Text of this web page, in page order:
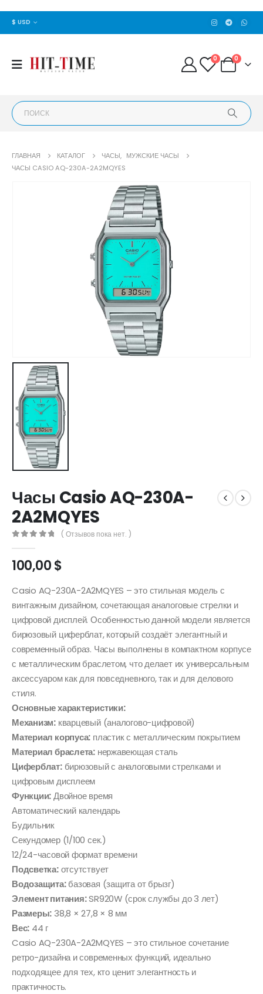
$ USD
0 0
ГЛАВНАЯ КАТАЛОГ ЧАСЫ, МУЖСКИЕ ЧАСЫ
ЧАСЫ CASIO AQ-230A-2A2MQYES
Часы Casio AQ-230A-
2A2MQYES
( Отзывов пока нет. )
100,00$
Casio AQ-230A-2A2MQYES – это стильная модель с
винтажным дизайном, сочетающая аналоговые стрелки и
цифровой дисплей. Особенностью данной модели является
бирюзовый циферблат, который создаёт элегантный и
современный образ. Часы выполнены в компактном корпусе
с металлическим браслетом, что делает их универсальным
аксессуаром как для повседневного, так и для делового
стиля.
Основные характеристики:
Механизм: кварцевый (аналогово-цифровой)
Материал корпуса: пластик с металлическим покрытием
Материал браслета: нержавеющая сталь
Циферблат:бирюзовый с аналоговыми стрелками и
цифровым дисплеем
Функции:Двойное время
Автоматический календарь
Будильник
Секундомер (1/100 сек.)
12/24-часовой формат времени
Подсветка:отсутствует
Водозащита:базовая (защита от брызг)
Элемент питания:SR920W (срок службы до 3 лет)
Размеры: 38,8 × 27,8 × 8 мм
Вес: 44 г
Casio AQ-230A-2A2MQYES – это стильное сочетание
ретро-дизайна и современных функций, идеально
подходящее для тех, кто ценит элегантность и
практичность.